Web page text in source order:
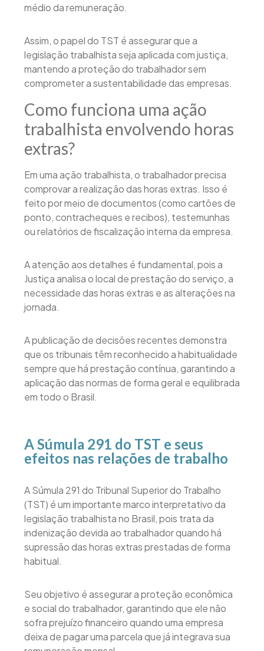
médio da remuneração.
Assim, o papel do TST é assegurar que a
legislação trabalhista seja aplicada com justiça,
mantendo a proteção do trabalhador sem
comprometer a sustentabilidade das empresas.
Como funciona uma ação
trabalhista envolvendo horas
extras?
Em uma ação trabalhista, o trabalhador precisa
comprovar a realização das horas extras. Isso é
feito por meio de documentos (como cartões de
ponto, contracheques e recibos), testemunhas
ou relatórios de fiscalização interna da empresa.
A atenção aos detalhes é fundamental, pois a
Justiça analisa o local de prestação do serviço, a
necessidade das horas extras e as alterações na
jornada.
A publicação de decisões recentes demonstra
que os tribunais têm reconhecido a habitualidade
sempre que há prestação contínua, garantindo a
aplicação das normas de forma geral e equilibrada
em todo o Brasil.
A Súmula 291 do TST e seus
efeitos nas relações de trabalho
A Súmula 291 do Tribunal Superior do Trabalho
(TST) é um importante marco interpretativo da
legislação trabalhista no Brasil, pois trata da
indenização devida ao trabalhador quando há
supressão das horas extras prestadas de forma
habitual.
Seu objetivo é assegurar a proteção econômica
e social do trabalhador, garantindo que ele não
sofra prejuízo financeiro quando uma empresa
deixa de pagar uma parcela que já integrava sua